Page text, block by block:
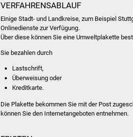
VERFAHRENSABLAUF
Einige Stadt- und Landkreise, zum Beispiel
Onlinedienste zur Verfügung.
Über diese können Sie eine Umweltplakette
Sie bezahlen durch
Lastschrift,
Überweisung oder
Kreditkarte.
Die Plakette bekommen Sie mit der Post
können Sie den Internetangeboten entnehmen.